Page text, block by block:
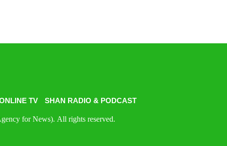
TV SHAN RADIO & PODCAST
for News). All rights reserved.